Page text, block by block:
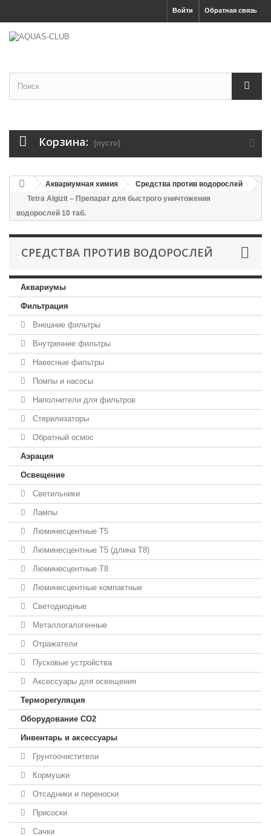
Обратная связь
Войти
Корзина: (пусто)
Аквариумная химия
Средства против водорослей
Tetra Algizit – Препарат для быстрого уничтожения
водорослей 10 таб.
СРЕДСТВА ПРОТИВ ВОДОРОСЛЕЙ
Аквариумы
Фильтрация
Внешние фильтры
Внутренние фильтры
Навесные фильтры
Помпы и насосы
Наполнители для фильтров
Стерилизаторы
Обратный осмос
Аэрация
Освещение
Светильники
Лампы
Люминесцентные T5
Люминесцентные T5 (длина T8)
Люминесцентные T8
Люминесцентные компактные
Светодиодные
Металлогалогенные
Отражатели
Пусковые устройства
Аксессуары для освещения
Терморегуляция
Оборудование CO2
Инвентарь и аксессуары
Грунтоочистители
Кормушки
Отсадники и переноски
Присоски
Сачки